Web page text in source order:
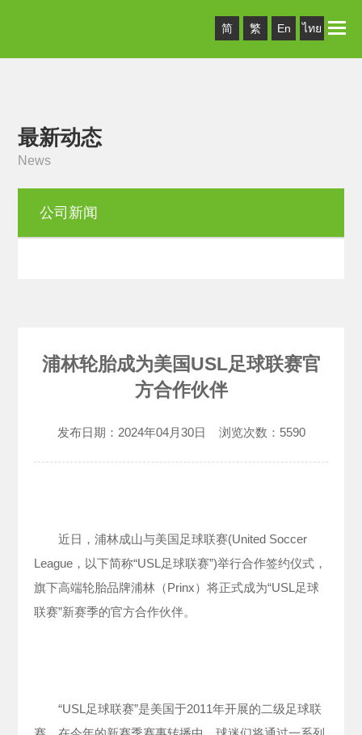
简 繁 En ไทย Toggle
最新动态
News
公司新闻
浦林轮胎成为美国USL足球联赛官
方合作伙伴
发布日期： 2024年04月30日 浏览次数： 5590
近日，浦林成山与美国足球联赛(United Soccer
League，以下简称“USL足球联赛”)举行合作签约仪式，
旗下高端轮胎品牌浦林（Prinx）将正式成为“USL足球
联赛”新赛季的官方合作伙伴。
“USL足球联赛”是美国于2011年开展的二级足球联